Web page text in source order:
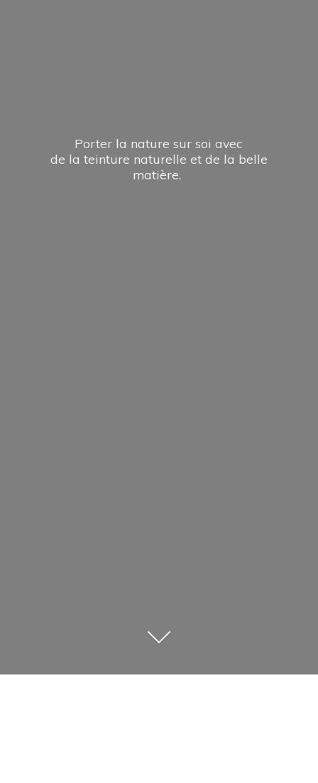
Porter la nature sur soi avec
de la teinture naturelle et de la belle
matière.